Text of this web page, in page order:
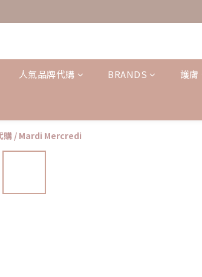
人氣品牌代購 BRANDS 護膚
購/ Mardi Mercredi